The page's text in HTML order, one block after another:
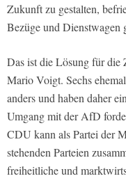
Zukunft zu gestalten,
Bezüge und Dienstwagen
Das ist die Lösung für
Mario Voigt. Sechs
anders und haben daher
Umgang mit der AfD
CDU kann als Partei der
stehenden Parteien
freiheitliche und